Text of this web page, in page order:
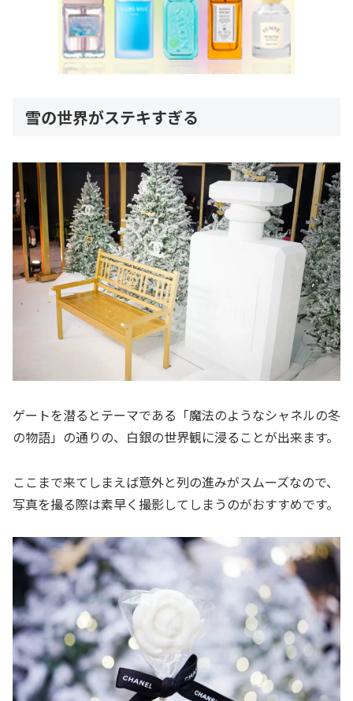
雪の世界がステキすぎる
ゲートを潜るとテーマである「魔法のようなシャネルの冬
の物語」の通りの、白銀の世界観に浸ることが出来ます。
ここまで来てしまえば意外と列の進みがスムーズなので、
写真を撮る際は素早く撮影してしまうのがおすすめです。